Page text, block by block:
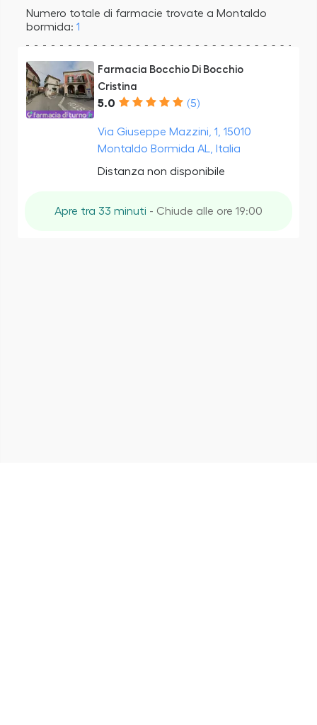
Numero totale di farmacie trovate a Montaldo
bormida: 1
Farmacia Bocchio Di Bocchio
Cristina
5.0 (5)
Via Giuseppe Mazzini, 1, 15010
Montaldo Bormida AL, Italia
Distanza non disponibile
Apre tra 33 minuti - Chiude alle ore 19:00